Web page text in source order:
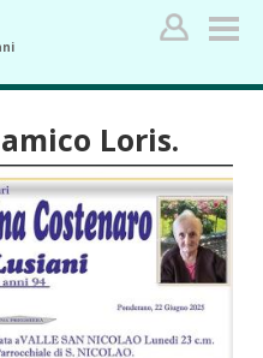
Loris.